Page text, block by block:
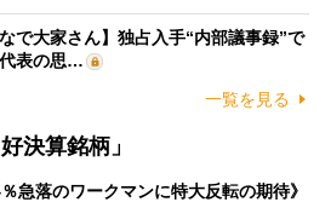
で大家さん】独占入手“内部議事録”で
表の思…
一覧を見る
決算銘柄」
％急落のワークマンに特大反転の期待》